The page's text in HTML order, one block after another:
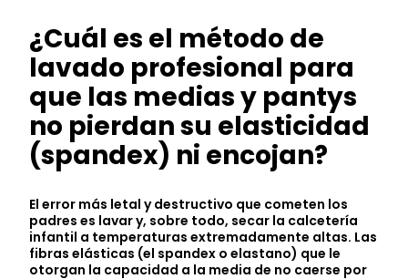
¿Cuál es el método de
lavado profesional para
que las medias y pantys
no pierdan su elasticidad
(spandex) ni encojan?
El error más letal y destructivo que cometen los
padres es lavar y, sobre todo, secar la calcetería
infantil a temperaturas extremadamente altas. Las
fibras elásticas (el spandex o elastano) que le
otorgan la capacidad a la media de no caerse por